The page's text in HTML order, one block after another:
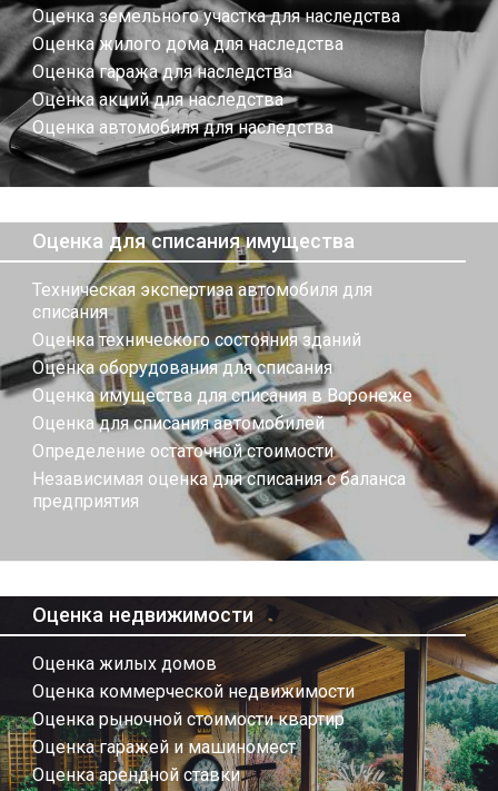
Оценка земельного участка для наследства
Оценка жилого дома для наследства
Оценка гаража для наследства
Оценка акций для наследства
Оценка автомобиля для наследства
Оценка для списания имущества
Техническая экспертиза автомобиля для
списания
Оценка технического состояния зданий
Оценка оборудования для списания
Оценка имущества для списания в Воронеже
Оценка для списания автомобилей
Определение остаточной стоимости
Независимая оценка для списания с баланса
предприятия
Оценка недвижимости
Оценка жилых домов
Оценка коммерческой недвижимости
Оценка рыночной стоимости квартир
Оценка гаражей и машиномест
Оценка арендной ставки